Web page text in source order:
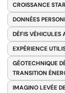
CROISSANCE
DONNÉES
DÉFIS VÉHICULES
EXPÉRIENCE
GÉOTECHNIQUE
TRANSITION
IMAGINO LEVÉE